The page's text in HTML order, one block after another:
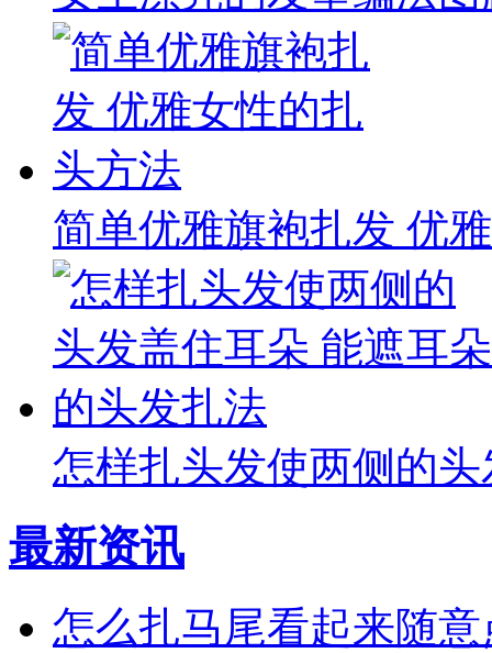
简单优雅旗袍扎发 优
怎样扎头发使两侧的
最新资讯
怎么扎马尾看起来随